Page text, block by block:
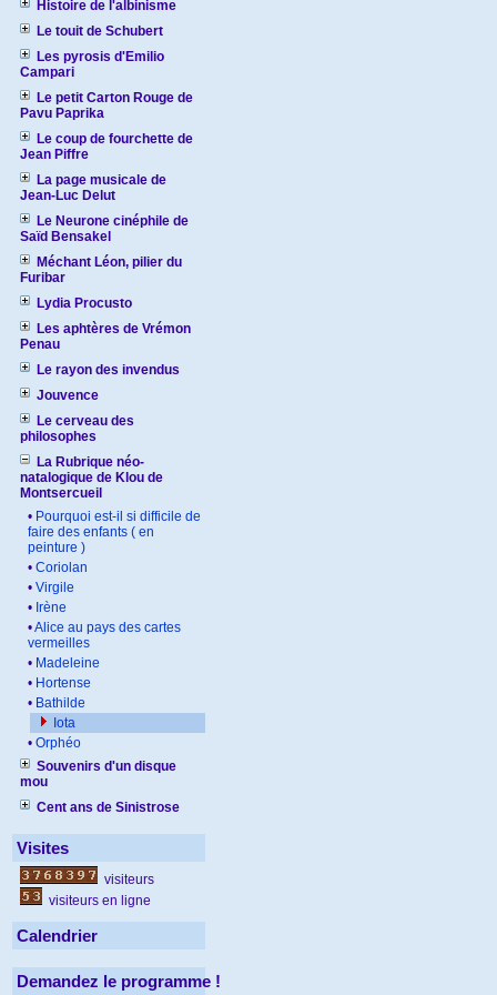
Histoire de l'albinisme
Le touit de Schubert
Les pyrosis d'Emilio
Campari
Le petit Carton Rouge de
Pavu Paprika
Le coup de fourchette de
Jean Piffre
La page musicale de
Jean-Luc Delut
Le Neurone cinéphile de
Saïd Bensakel
Méchant Léon, pilier du
Furibar
Lydia Procusto
Les aphtères de Vrémon
Penau
Le rayon des invendus
Jouvence
Le cerveau des
philosophes
La Rubrique néo-
natalogique de Klou de
Montsercueil
• Pourquoi est-il si difficile de
faire des enfants ( en
peinture )
• Coriolan
• Virgile
• Irène
•Alice au pays des cartes
vermeilles
• Madeleine
• Hortense
• Bathilde
Iota
• Orphéo
Souvenirs d'un disque
mou
Cent ans de Sinistrose
Visites
visiteurs
visiteurs en ligne
Calendrier
Demandez le programme !